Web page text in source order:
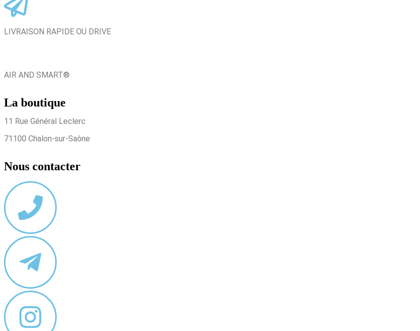
LIVRAISON RAPIDE OU DRIVE
AIR AND SMART®
La boutique
11 Rue Général Leclerc
71100 Chalon-sur-Saône
Nous contacter